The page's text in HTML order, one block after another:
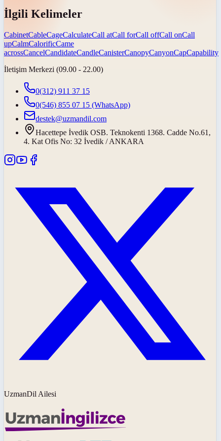
İlgili Kelimeler
CabinetCableCageCalculateCall atCall forCall offCall onCall
upCalmCalorificCame
acrossCancelCandidateCandleCanisterCanopyCanyonCapCapability
İletişim Merkezi (09.00 - 22.00)
0(312) 911 37 15
0(546) 855 07 15 (WhatsApp)
destek@uzmandil.com
Hacettepe İvedik OSB. Teknokenti 1368. Cadde No.61,
4. Kat Ofis No: 32 İvedik / ANKARA
UzmanDil Ailesi